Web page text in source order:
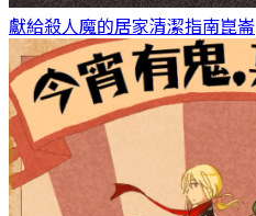
獻給殺人魔的居家清潔指南崑崙